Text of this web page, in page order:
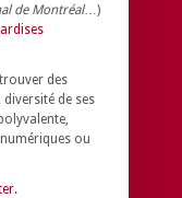
de Montréal…)
des
diversité de ses
ou